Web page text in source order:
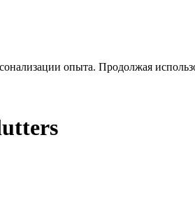
опыта. Продолжая